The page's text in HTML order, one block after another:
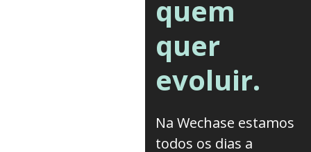
quem
quer
evoluir.
Na Wechase estamos
todos os dias a